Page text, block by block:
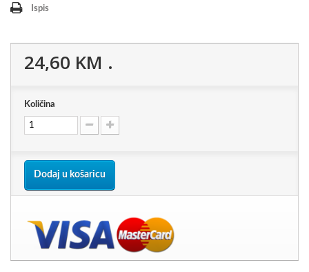
Ispis
24,60 KM .
Količina
Dodaj u košaricu